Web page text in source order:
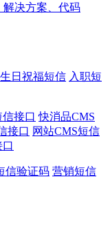
解决方案、代码
生日祝福短信 入职短
信接口 快消品CMS
接口 网站CMS短信
信验证码 营销短信